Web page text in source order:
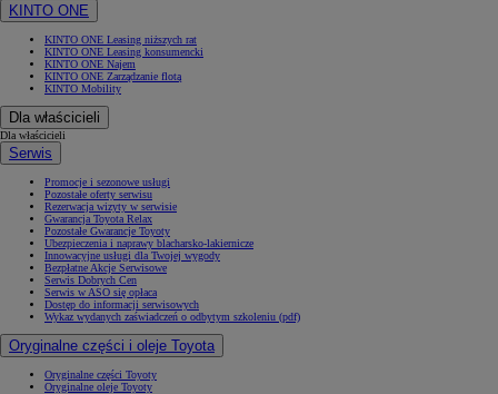
KINTO ONE
KINTO ONE Leasing niższych rat
KINTO ONE Leasing konsumencki
KINTO ONE Najem
KINTO ONE Zarządzanie flotą
KINTO Mobility
Dla właścicieli
Dla właścicieli
Serwis
Promocje i sezonowe usługi
Pozostałe oferty serwisu
Rezerwacja wizyty w serwisie
Gwarancja Toyota Relax
Pozostałe Gwarancje Toyoty
Ubezpieczenia i naprawy blacharsko-lakiernicze
Innowacyjne usługi dla Twojej wygody
Bezpłatne Akcje Serwisowe
Serwis Dobrych Cen
Serwis w ASO się opłaca
Dostęp do informacji serwisowych
Wykaz wydanych zaświadczeń o odbytym szkoleniu (pdf)
Oryginalne części i oleje Toyota
Oryginalne części Toyoty
Oryginalne oleje Toyoty